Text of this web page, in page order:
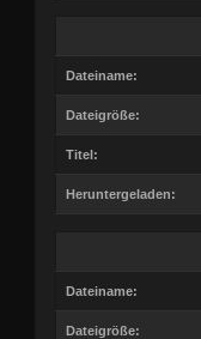
Dateiname:
Dateigröße:
Titel:
Heruntergeladen:
Dateiname:
Dateigröße: